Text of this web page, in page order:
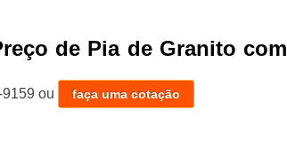
de Pia de Granito com
9159 ou faça uma cotação